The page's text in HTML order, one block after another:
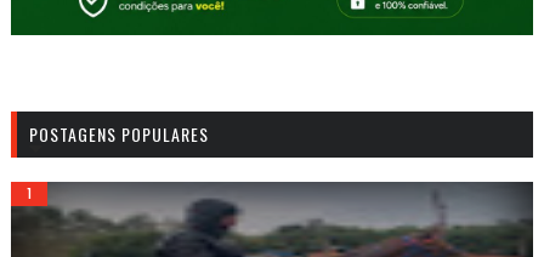
POSTAGENS POPULARES